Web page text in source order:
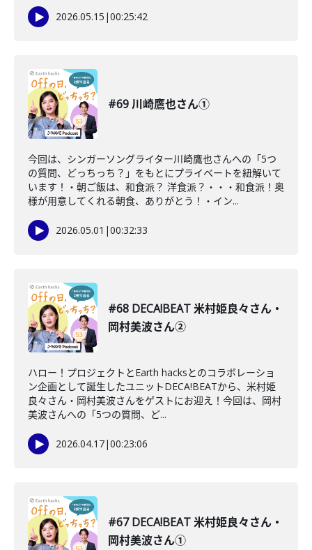
2026.05.15 |00:25:42
#69 川崎鷹也さん①
今回は、シンガーソングライター川崎鷹也さんへの「5つ
の質問、どっちっち？」をもとにプライベートを紐解いて
います！・朝ご飯は、和食派？ 洋食派？・・・和食派！奥
様が用意してくれる朝食、ありがとう！・イン...
2026.05.01 |00:32:33
#68 DECA!BEAT 米村姫良々さん・
岡村美波さん②
ハロー！プロジェクトとEarth hacksとのコラボレーショ
ン企画として誕生したユニットDECA!BEATから、米村姫
良々さん・岡村美波さんをゲストにお迎え！今回は、岡村
美波さんへの「5つの質問、ど...
2026.04.17|00:23:06
#67 DECA!BEAT 米村姫良々さん・
岡村美波さん①